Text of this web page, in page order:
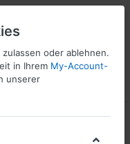
Wunschliste
oder ablehnen.
in Ihrem My-Account-
unserer